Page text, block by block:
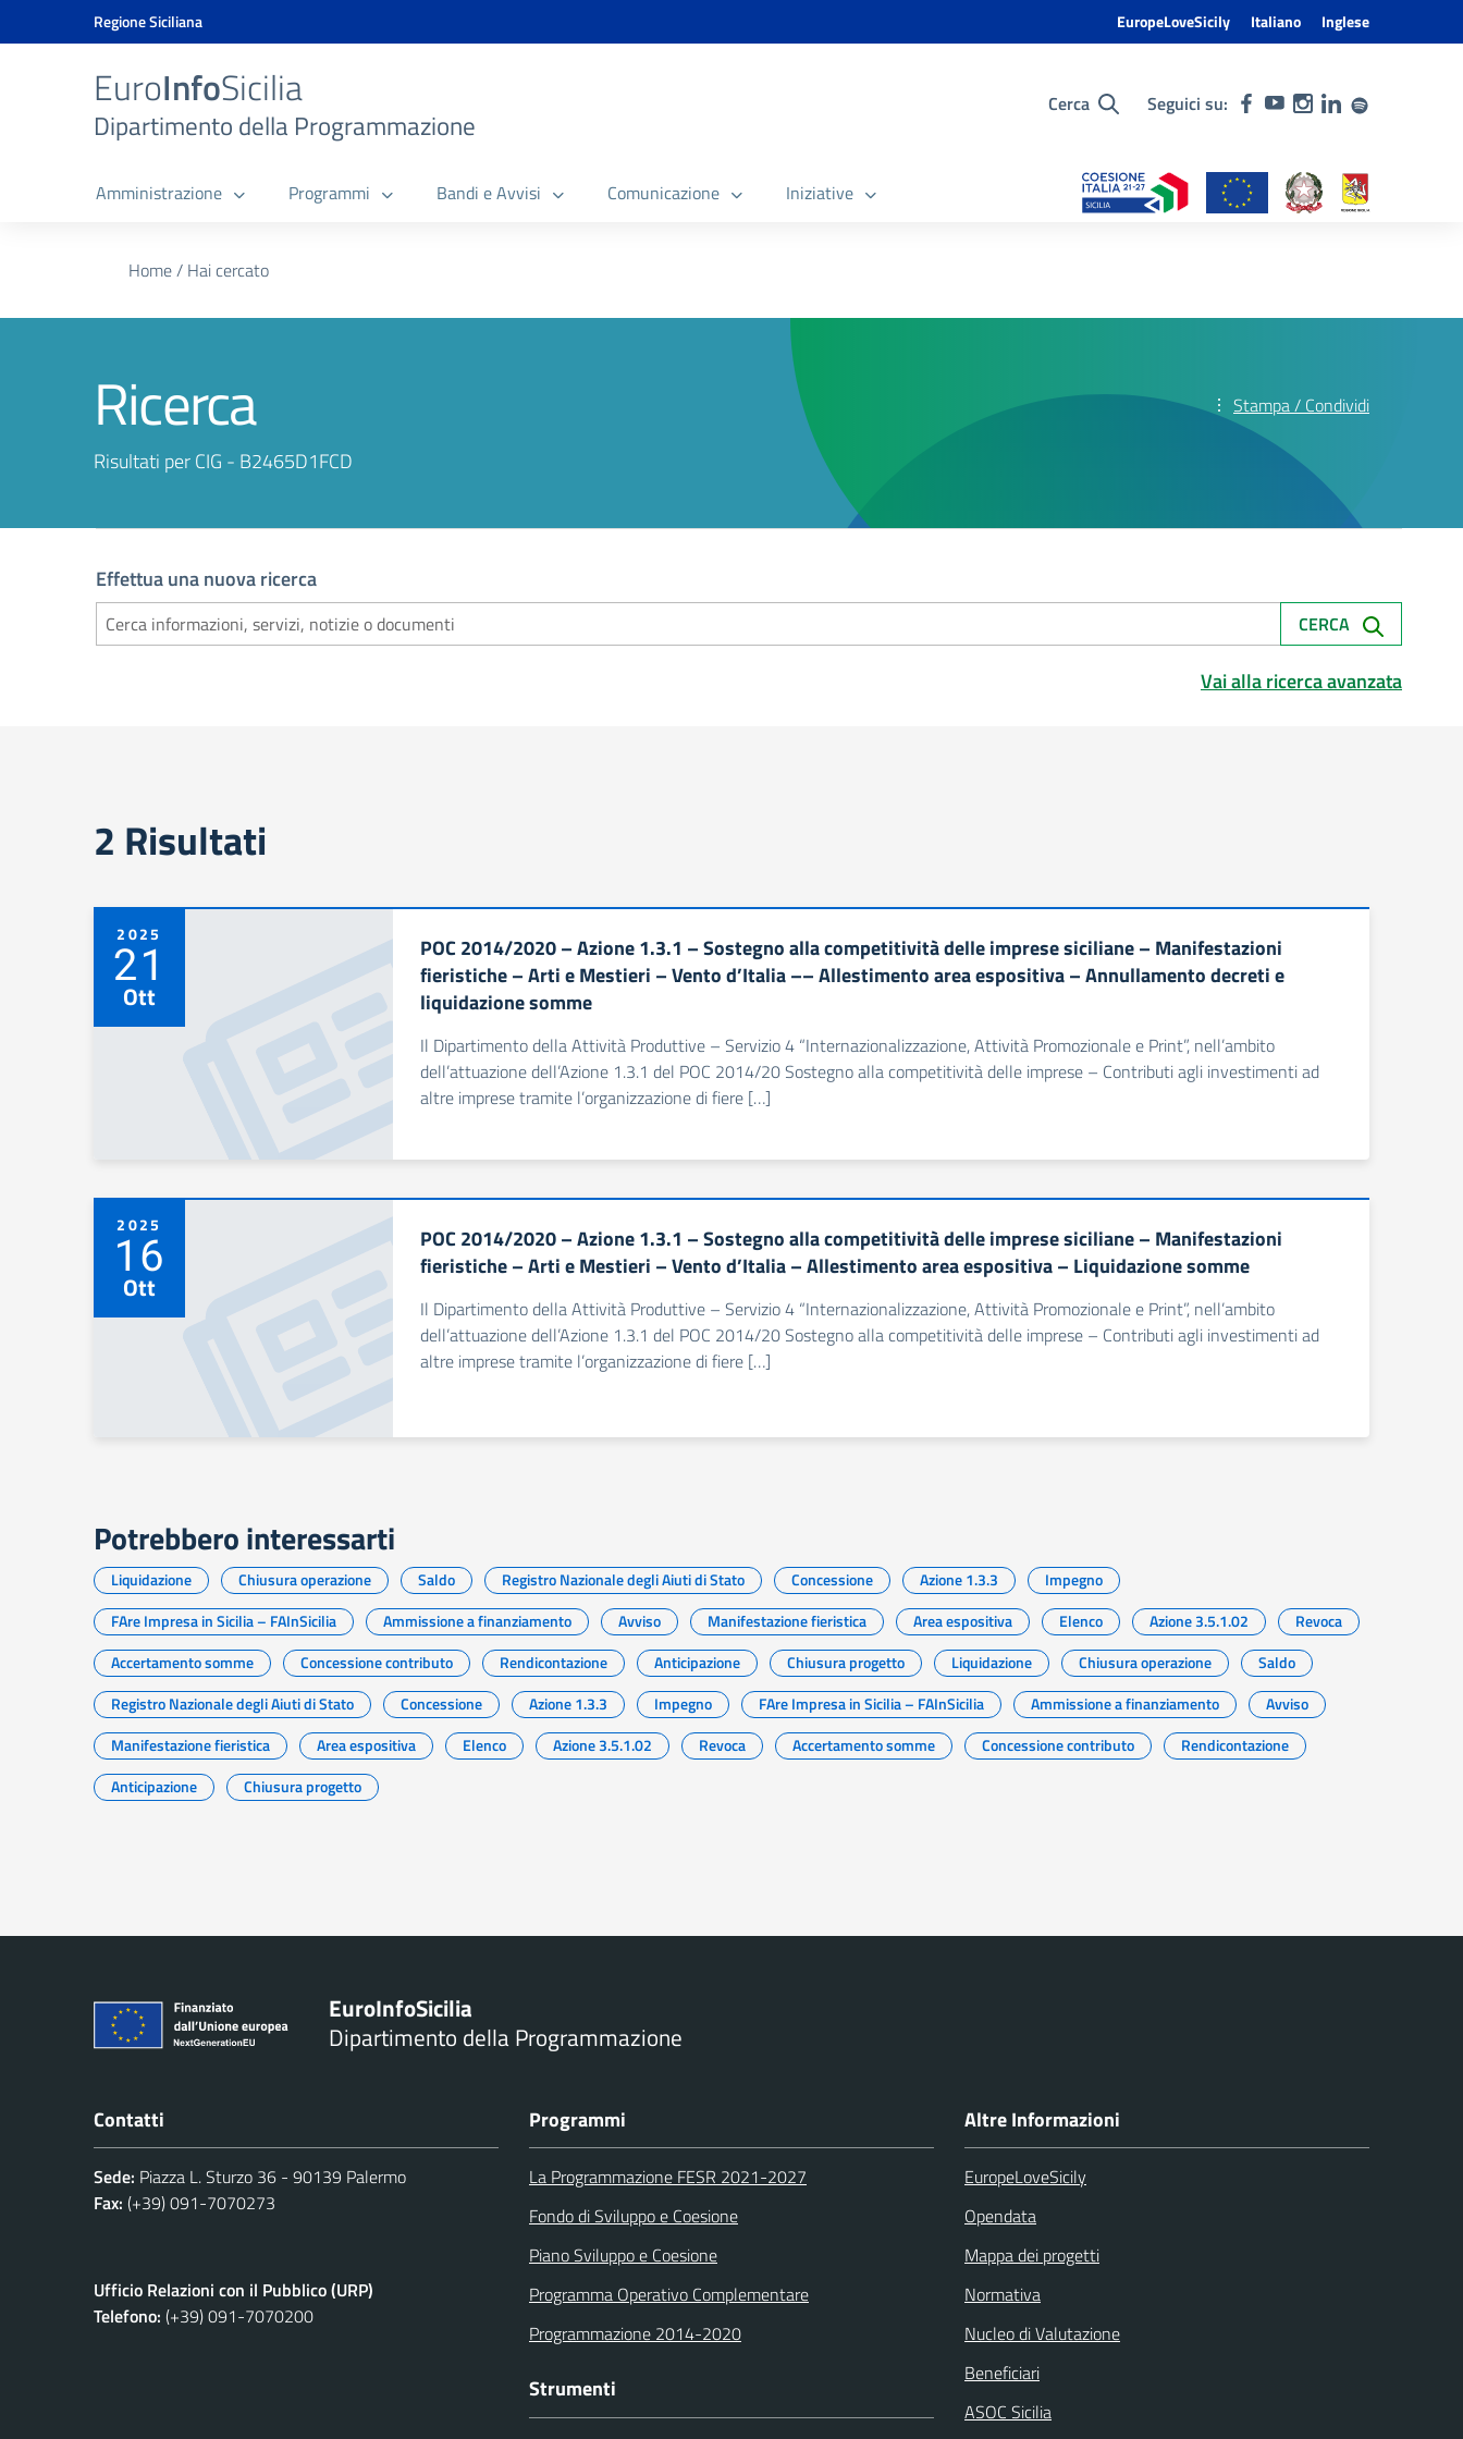
Vai ai contenuti
Vai al menu di navigazione
Vai al banner delle Cookie Policy
Regione Siciliana EuropeLoveSicily Italiano Inglese
EuroInfoSicilia
Dipartimento della Programmazione
Cerca Seguici su:
Amministrazione Programmi Bandi e Avvisi Comunicazione Iniziative
Home/ Hai cercato
Ricerca
Risultati per CIG - B2465D1FCD
Stampa / Condividi
Effettua una nuova ricerca
CERCA
Vai alla ricerca avanzata
Risultati di ricerca
2 Risultati
2025
21
Ott
POC 2014/2020 – Azione 1.3.1 – Sostegno alla competitività delle imprese siciliane – Manifestazioni
fieristiche – Arti e Mestieri – Vento d’Italia –– Allestimento area espositiva – Annullamento decreti e
liquidazione somme
Il Dipartimento della Attività Produttive – Servizio 4 “Internazionalizzazione, Attività Promozionale e Print”, nell’ambito
dell’attuazione dell’Azione 1.3.1 del POC 2014/20 Sostegno alla competitività delle imprese – Contributi agli investimenti ad
altre imprese tramite l’organizzazione di fiere […]
2025
16
Ott
POC 2014/2020 – Azione 1.3.1 – Sostegno alla competitività delle imprese siciliane – Manifestazioni
fieristiche – Arti e Mestieri – Vento d’Italia – Allestimento area espositiva – Liquidazione somme
Il Dipartimento della Attività Produttive – Servizio 4 “Internazionalizzazione, Attività Promozionale e Print”, nell’ambito
dell’attuazione dell’Azione 1.3.1 del POC 2014/20 Sostegno alla competitività delle imprese – Contributi agli investimenti ad
altre imprese tramite l’organizzazione di fiere […]
Potrebbero interessarti
Liquidazione Chiusura operazione Saldo Registro Nazionale degli Aiuti di Stato Concessione Azione 1.3.3
Impegno
FAre Impresa in Sicilia – FAInSicilia
Ammissione a finanziamento Avviso Manifestazione fieristica Area espositiva Elenco Azione 3.5.1.02
Revoca
Accertamento somme
Concessione contributo Rendicontazione Anticipazione Chiusura progetto Liquidazione Chiusura operazione
Saldo
Registro Nazionale degli Aiuti di Stato
Concessione Azione 1.3.3 Impegno FAre Impresa in Sicilia – FAInSicilia Ammissione a finanziamento
Avviso
Manifestazione fieristica
Area espositiva Elenco Azione 3.5.1.02 Revoca Accertamento somme Concessione contributo
Rendicontazione
Anticipazione
Chiusura progetto
EuroInfoSicilia
Dipartimento della Programmazione
Contatti
Sede: Piazza L. Sturzo 36 - 90139 Palermo
Fax: (+39) 091-7070273
Ufficio Relazioni con il Pubblico (URP)
Telefono: (+39) 091-7070200
Programmi
La Programmazione FESR 2021-2027
Fondo di Sviluppo e Coesione
Piano Sviluppo e Coesione
Programma Operativo Complementare
Programmazione 2014-2020
Strumenti
Altre Informazioni
EuropeLoveSicily
Opendata
Mappa dei progetti
Normativa
Nucleo di Valutazione
Beneficiari
ASOC Sicilia